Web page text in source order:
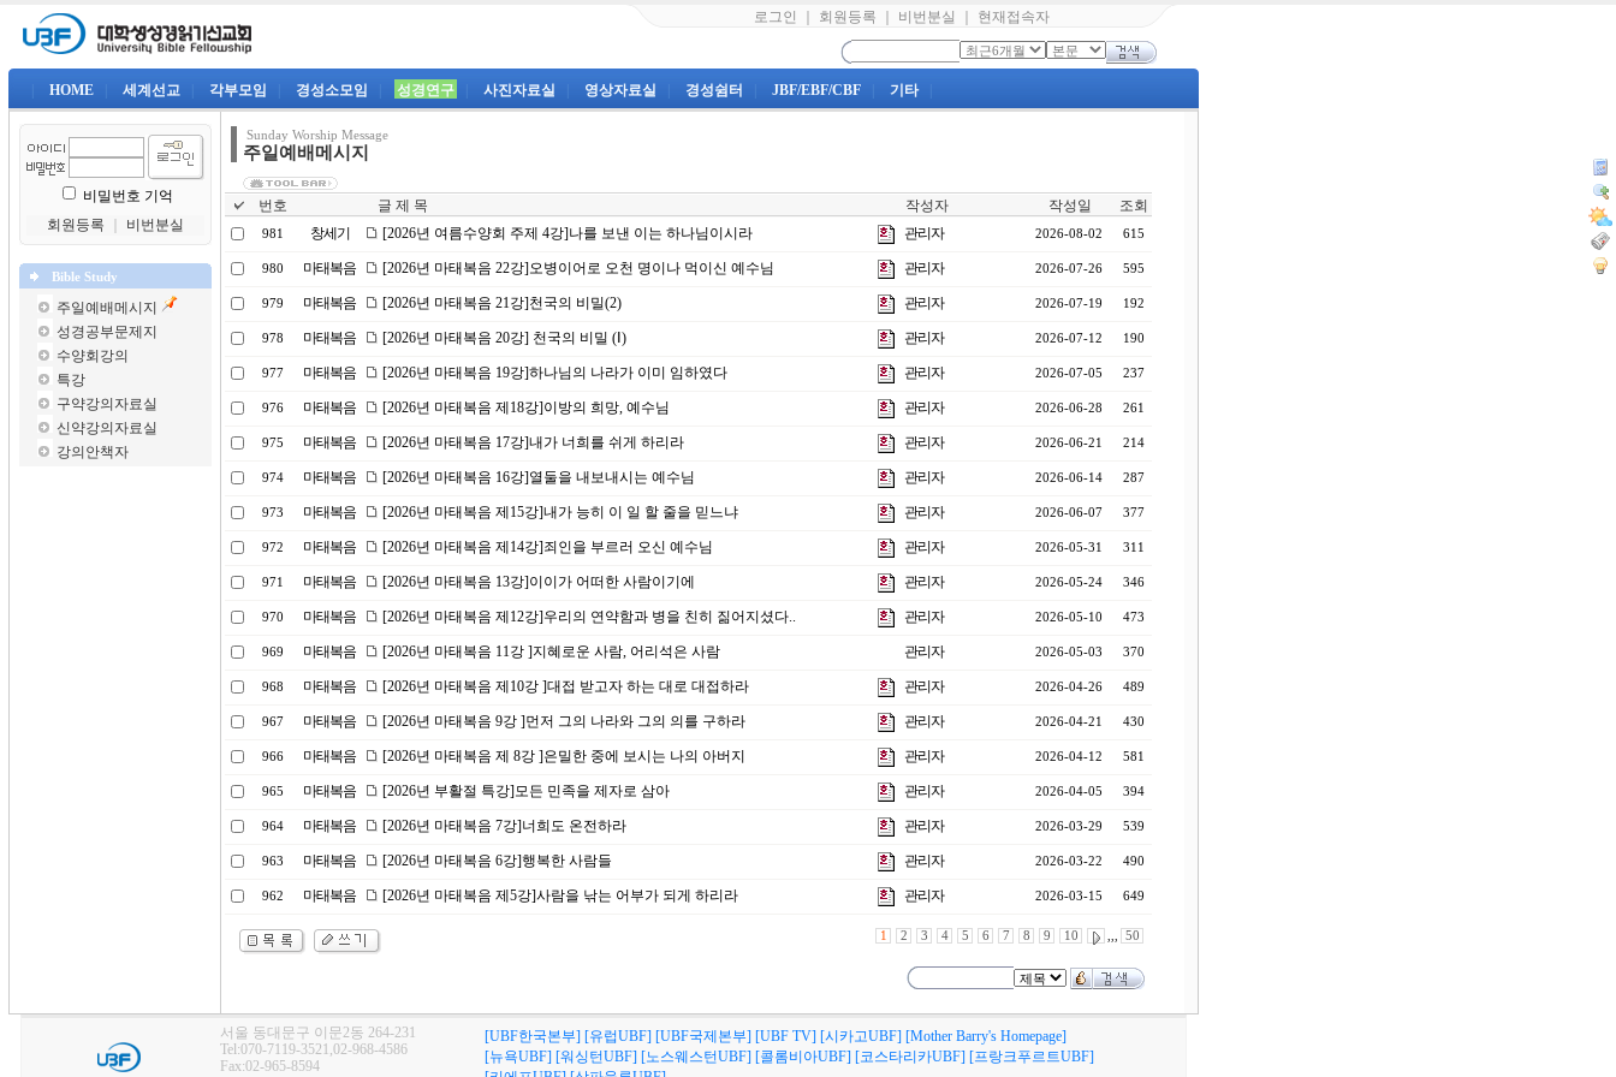
로그인 회원등록 비번분실 현재접속자
HOME 세계선교 각부모임 경성소모임 성경연구 사진자료실 영상자료실 경성쉼터 JBF/EBF/CBF 기타
비밀번호 기억
회원등록
비번분실
Bible Study
주일예배메시지
성경공부문제지
수양회강의
특강
구약강의자료실
신약강의자료실
강의안책자
Sunday Worship Message
주일예배메시지
번호 글 제 목 작성자 작성일 조회
981 창세기 [2026년 여름수양회 주제 4강]나를 보낸 이는 하나님이시라 관리자 2026-08-02 615
980 마태복음 [2026년 마태복음 22강]오병이어로 오천 명이나 먹이신 예수님 관리자 2026-07-26 595
979 마태복음 [2026년 마태복음 21강]천국의 비밀(2) 관리자 2026-07-19 192
978 마태복음 [2026년 마태복음 20강] 천국의 비밀 (Ⅰ) 관리자 2026-07-12 190
977 마태복음 [2026년 마태복음 19강]하나님의 나라가 이미 임하였다 관리자 2026-07-05 237
976 마태복음 [2026년 마태복음 제18강]이방의 희망, 예수님 관리자 2026-06-28 261
975 마태복음 [2026년 마태복음 17강]내가 너희를 쉬게 하리라 관리자 2026-06-21 214
974 마태복음 [2026년 마태복음 16강]열둘을 내보내시는 예수님 관리자 2026-06-14 287
973 마태복음 [2026년 마태복음 제15강]내가 능히 이 일 할 줄을 믿느냐 관리자 2026-06-07 377
972 마태복음 [2026년 마태복음 제14강]죄인을 부르러 오신 예수님 관리자 2026-05-31 311
971 마태복음 [2026년 마태복음 13강]이이가 어떠한 사람이기에 관리자 2026-05-24 346
970 마태복음 [2026년 마태복음 제12강]우리의 연약함과 병을 친히 짊어지셨다.. 관리자 2026-05-10 473
969 마태복음 [2026년 마태복음 11강 ]지혜로운 사람, 어리석은 사람 관리자 2026-05-03 370
968 마태복음 [2026년 마태복음 제10강 ]대접 받고자 하는 대로 대접하라 관리자 2026-04-26 489
967 마태복음 [2026년 마태복음 9강 ]먼저 그의 나라와 그의 의를 구하라 관리자 2026-04-21 430
966 마태복음 [2026년 마태복음 제 8강 ]은밀한 중에 보시는 나의 아버지 관리자 2026-04-12 581
965 마태복음 [2026년 부활절 특강]모든 민족을 제자로 삼아 관리자 2026-04-05 394
964 마태복음 [2026년 마태복음 7강]너희도 온전하라 관리자 2026-03-29 539
963 마태복음 [2026년 마태복음 6강]행복한 사람들 관리자 2026-03-22 490
962 마태복음 [2026년 마태복음 제5강]사람을 낚는 어부가 되게 하리라 관리자 2026-03-15 649
1 2 3 4 5 6 7 8 9 10 ,,, 50
서울 동대문구 이문2동 264-231
Tel:070-7119-3521,02-968-4586
Fax:02-965-8594
[UBF한국본부] [유럽UBF] [UBF국제본부] [UBF TV] [시카고UBF] [Mother Barry's Homepage]
[뉴욕UBF] [워싱턴UBF] [노스웨스턴UBF] [콜롬비아UBF] [코스타리카UBF] [프랑크푸르트UBF]